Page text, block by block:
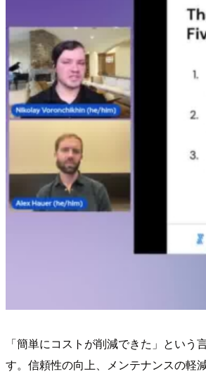
「簡単にコストが削減できた」という
す。信頼性の向上、メンテナンスの軽